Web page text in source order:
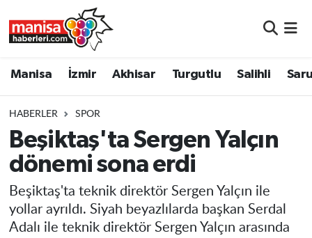
Manisa İzmir Akhisar Turgutlu Salihli
HABERLER SPOR
Beşiktaş'ta Sergen Yalçın
dönemi sona erdi
Beşiktaş'ta teknik direktör Sergen Yalçın ile
yollar ayrıldı. Siyah beyazlılarda başkan Serdal
Adalı ile teknik direktör Sergen Yalçın arasında
Turgutlu
Salihli
Saruhanlı
Manisa Nöbetçi Eczaneler
Manisa Trafik Yoğunluk Haritası
Süper Lig Puan Durumu ve Fikstür
Tüm Manşetler